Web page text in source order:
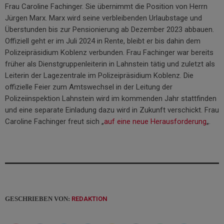
Frau Caroline Fachinger. Sie übernimmt die Position von Herrn
Jürgen Marx. Marx wird seine verbleibenden Urlaubstage und
Überstunden bis zur Pensionierung ab Dezember 2023 abbauen.
Offiziell geht er im Juli 2024 in Rente, bleibt er bis dahin dem
Polizeipräsidium Koblenz verbunden. Frau Fachinger war bereits
früher als Dienstgruppenleiterin in Lahnstein tätig und zuletzt als
Leiterin der Lagezentrale im Polizeipräsidium Koblenz. Die
offizielle Feier zum Amtswechsel in der Leitung der
Polizeiinspektion Lahnstein wird im kommenden Jahr stattfinden
und eine separate Einladung dazu wird in Zukunft verschickt. Frau
Caroline Fachinger freut sich „auf eine neue Herausforderung„.
GESCHRIEBEN VON: REDAKTION